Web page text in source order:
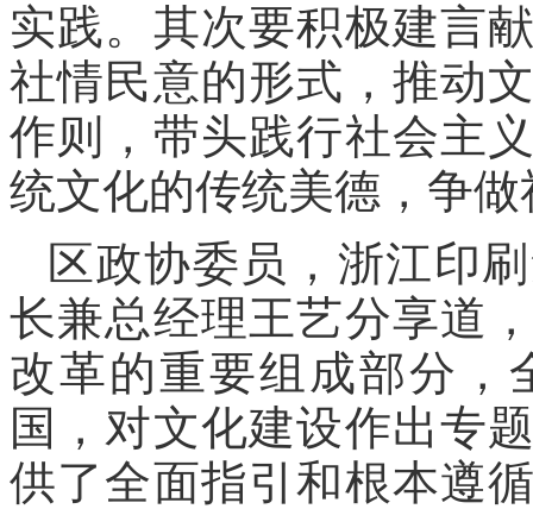
实践。其次要积极建言
社情民意的形式，推动
作则，带头践行社会主
统文化的传统美德，争
区政协委员，浙江印
长兼总经理王艺分享道
改革的重要组成部分，
国，对文化建设作出专
供了全面指引和根本遵